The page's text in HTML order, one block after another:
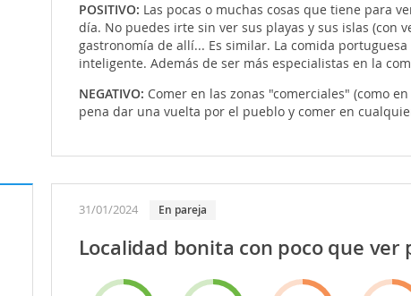
POSITIVO: Las pocas o muchas cosas que tiene para
día. No puedes irte sin ver sus playas y sus islas (con
gastronomía de allí... Es similar. La comida
inteligente. Además de ser más especialistas en la
NEGATIVO: Comer en las zonas "comerciales" (como
pena dar una vuelta por el pueblo y comer en
31/01/2024 En pareja
Localidad bonita con poco que